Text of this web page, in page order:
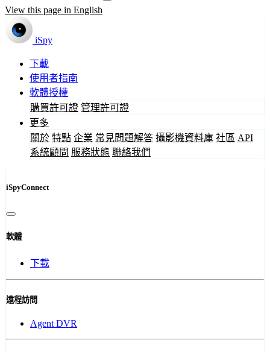
View this page in English
iSpy
下載
使用者指南
軟體授權
購買許可證 管理許可證
更多
關於 特點 企業 常見問題解答 攝影機資料庫 社區 API
系統顧問 服務狀態 聯絡我們
iSpyConnect
軟體
下載
遠程訪問
Agent DVR